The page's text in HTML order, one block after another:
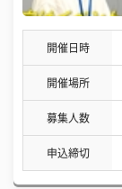
開催日時
開催場所
募集人数
申込締切